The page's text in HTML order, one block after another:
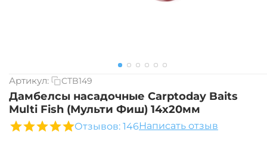
Артикул: CTB149
Дамбелсы насадочные Carptoday Baits
Multi Fish (Мульти Фиш) 14х20мм
Отзывов: 146Написать отзыв